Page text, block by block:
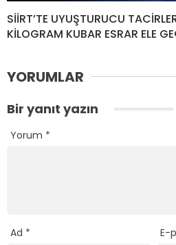
SİİRT’TE UYUŞTURUCU
KİLOGRAM KUBAR ESRAR ELE
YORUMLAR
Bir yanıt yazın
Yorum *
Ad * E-